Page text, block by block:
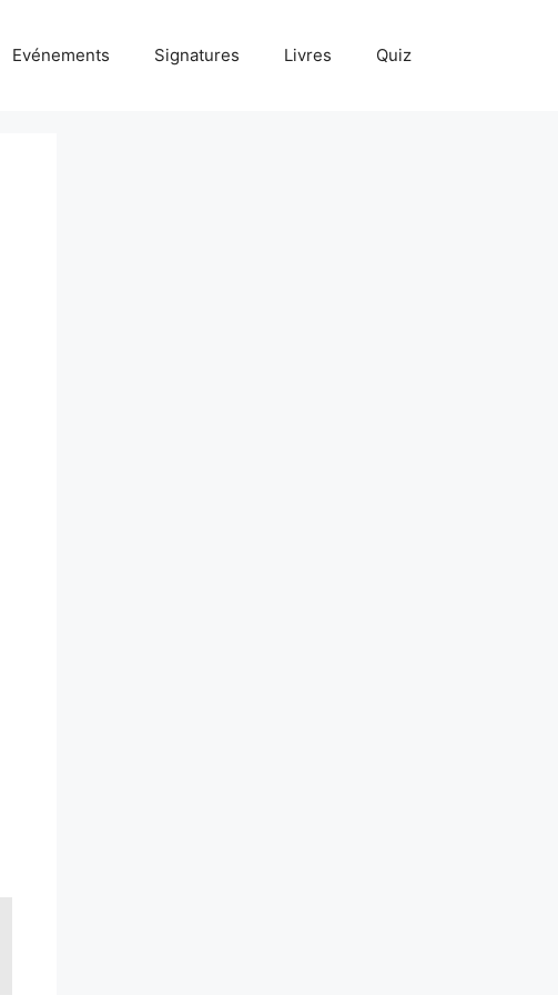
Evénements Signatures Livres Quiz